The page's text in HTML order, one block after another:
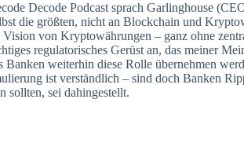
Decode Podcast sprach Garlinghouse
die größten, nicht an Blockchain und
Vision von Kryptowährungen – ganz ohne
regulatorisches Gerüst an, das meiner
Banken weiterhin diese Rolle übernehmen
ist verständlich – sind doch Banken
sollten, sei dahingestellt.